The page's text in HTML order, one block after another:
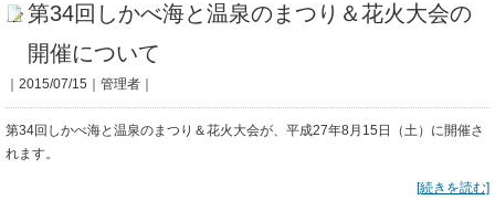
第34回しかべ海と温泉のまつり＆花火大会の
開催について
｜2015/07/15｜管理者｜
第34回しかべ海と温泉のまつり＆花火大会が、平成27年8月15日（土）に開催さ
れます。
[続きを読む]